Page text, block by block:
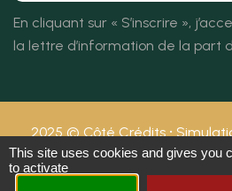
En cliquant sur « S’inscrire »,
la lettre d’information de la part
2025 © Côté Crédits
RCS 503 942 534
Politique de
This site uses cookies and gives you
to activate